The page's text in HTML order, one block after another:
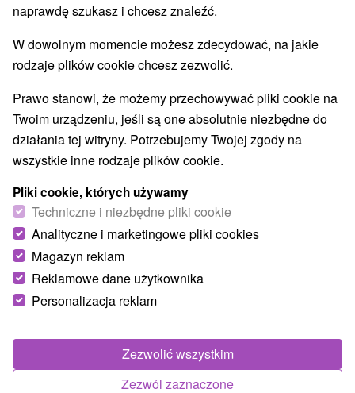
BrainTeaseLava
Bratislavský kraj - Bratislava - Staré Mesto
POKAZ
naprawdę szukasz i chcesz znaleźć.
W dowolnym momencie możesz zdecydować, na jakie
rodzaje plików cookie chcesz zezwolić.
Prawo stanowi, że możemy przechowywać pliki cookie na
Twoim urządzeniu, jeśli są one absolutnie niezbędne do
działania tej witryny. Potrzebujemy Twojej zgody na
wszystkie inne rodzaje plików cookie.
Pliki cookie, których używamy
Techniczne i niezbędne pliki cookie
Analityczne i marketingowe pliki cookies
Magazyn reklam
Reklamowe dane użytkownika
Personalizacja reklam
Zezwól zaznaczone
Zezwolić wszystkim